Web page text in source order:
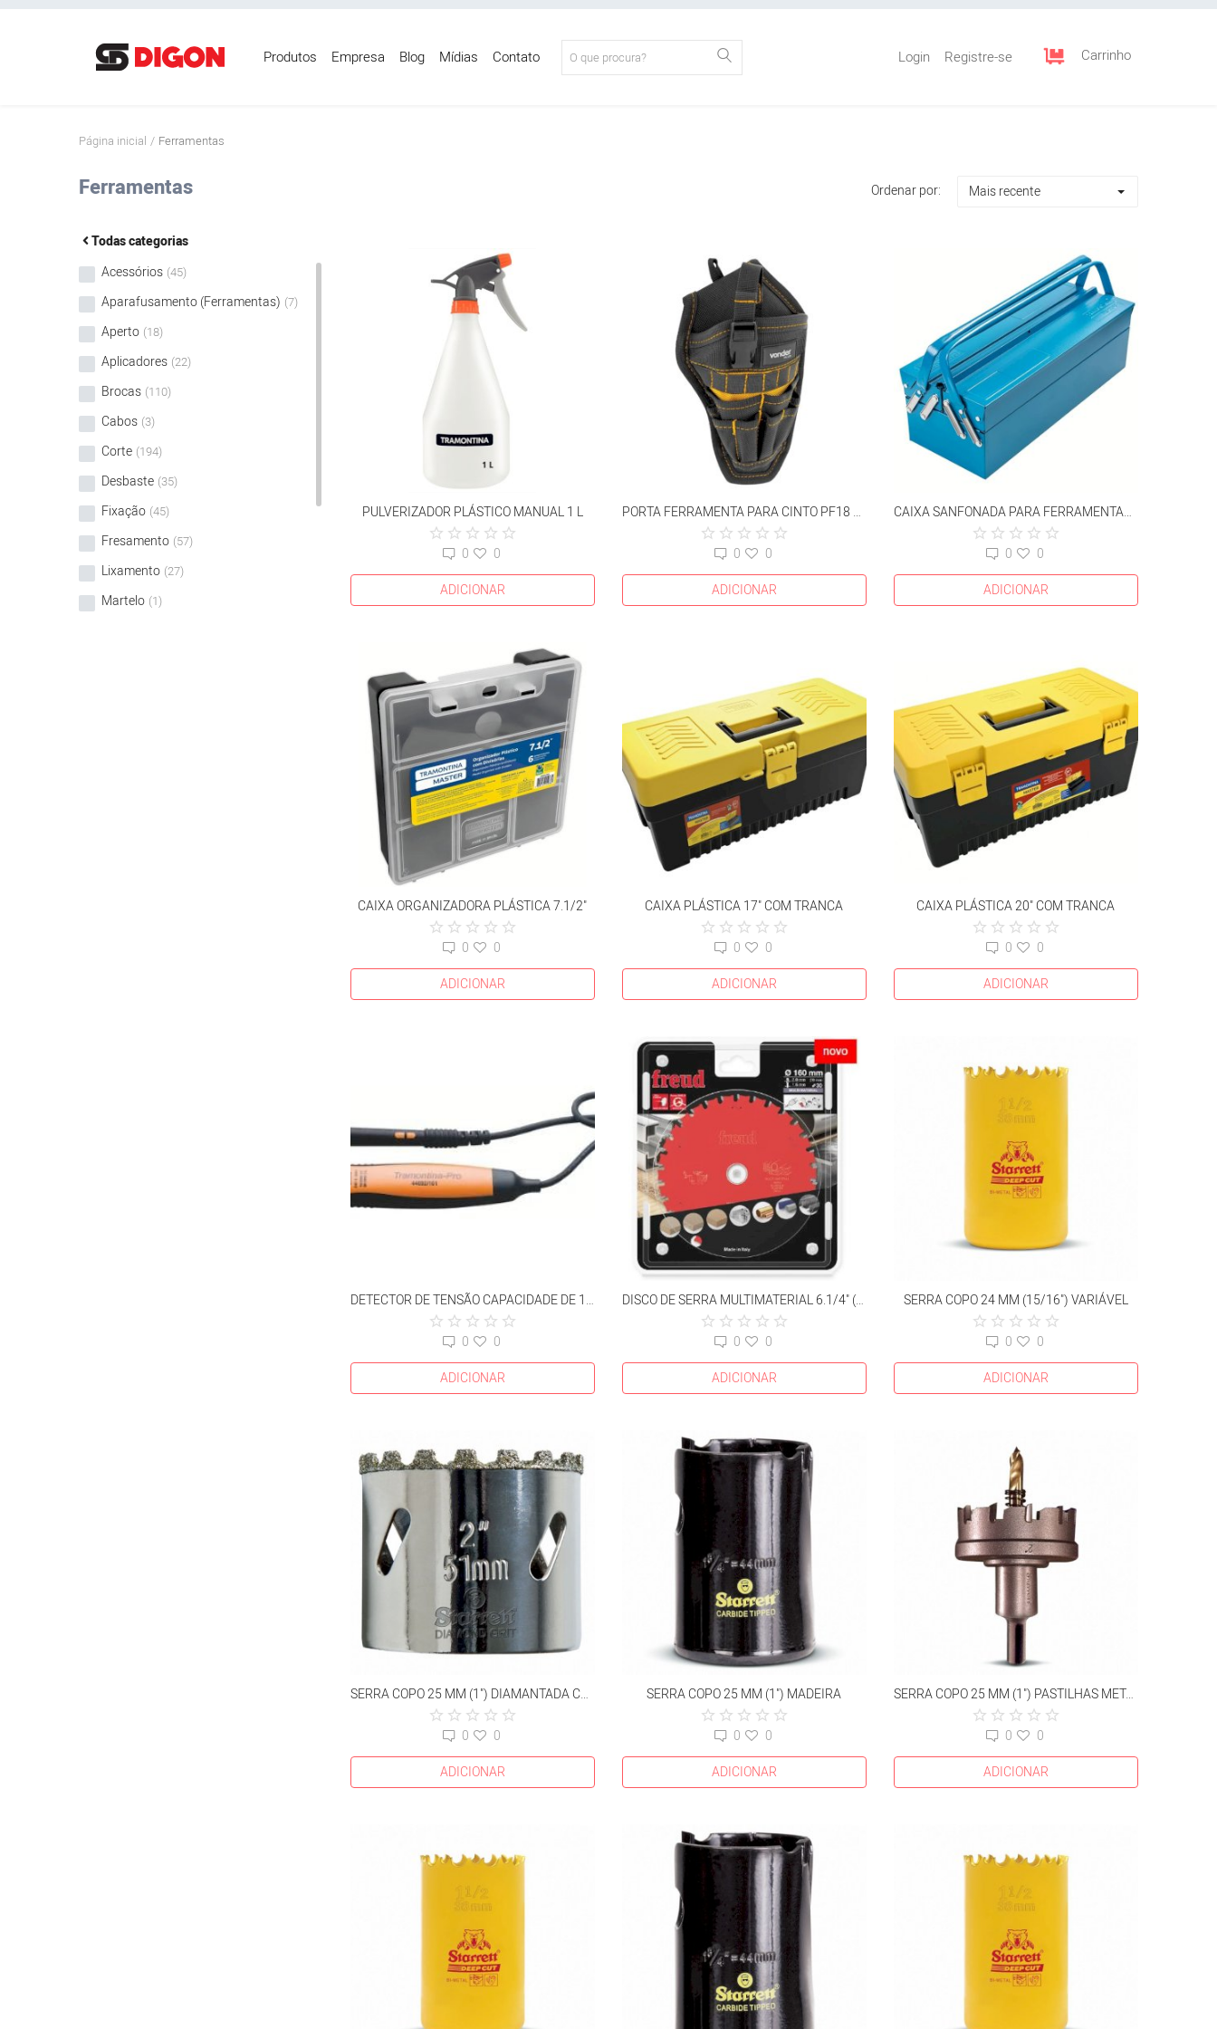
Produtos Empresa Blog Mídias Contato Login Registre-se Carrinho
Registre-se
Página inicial Ferramentas
Ferramentas Ordenar por: Mais recente
Todas categorias
Acessórios (45)
Aparafusamento (Ferramentas) (7)
Aperto (18)
Aplicadores (22)
Brocas (110)
Cabos (3)
Corte (194)
Desbaste (35)
Fixação (45)
Fresamento (57)
Lixamento (27)
Martelo (1)
PULVERIZADOR PLÁSTICO MANUAL 1 L
0
0
ADICIONAR
PORTA FERRAMENTA PARA CINTO PF18 PLUS
0
0
ADICIONAR
CAIXA SANFONADA PARA FERRAMENTAS 3 GAVETAS AZUL
0
0
ADICIONAR
CAIXA ORGANIZADORA PLÁSTICA 7.1/2"
0
0
ADICIONAR
CAIXA PLÁSTICA 17" COM TRANCA
0
0
ADICIONAR
CAIXA PLÁSTICA 20" COM TRANCA
0
0
ADICIONAR
DETECTOR DE TENSÃO CAPACIDADE DE 12 A 380 V
0
0
ADICIONAR
DISCO DE SERRA MULTIMATERIAL 6.1/4" (160MM) 30 D
0
0
ADICIONAR
SERRA COPO 24 MM (15/16") VARIÁVEL
0
0
ADICIONAR
SERRA COPO 25 MM (1") DIAMANTADA COM HASTE 150 MM
0
0
ADICIONAR
SERRA COPO 25 MM (1") MADEIRA
0
0
ADICIONAR
SERRA COPO 25 MM (1") PASTILHAS METAL DURO PONTA TIPO FRESA
0
0
ADICIONAR